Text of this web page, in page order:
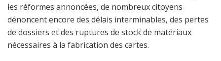
les réformes annoncées, de nombreux citoyens
dénoncent encore des délais interminables, des pertes
de dossiers et des ruptures de stock de matériaux
nécessaires à la fabrication des cartes.